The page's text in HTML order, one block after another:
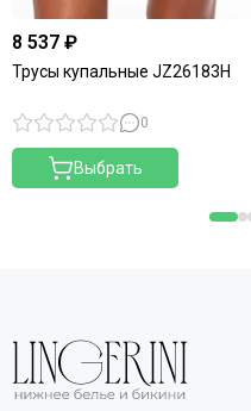
8 537 ₽
Трусы купальные JZ26183H
0
Выбрать